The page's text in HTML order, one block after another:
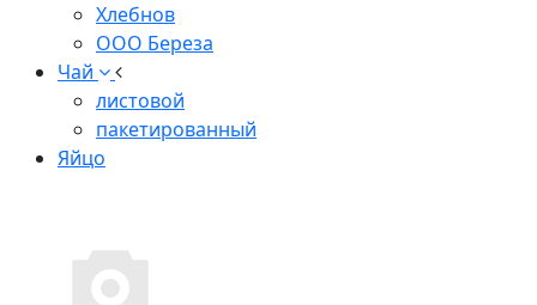
Хлебнов
ООО Береза
Чай
листовой
пакетированный
Яйцо